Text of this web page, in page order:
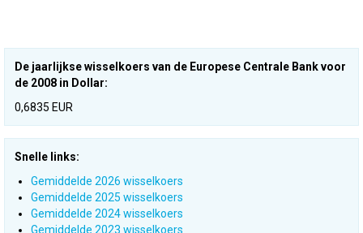
De jaarlijkse wisselkoers van de Europese Centrale Bank voor
de 2008 in Dollar:
0,6835 EUR
Snelle links:
Gemiddelde 2026 wisselkoers
Gemiddelde 2025 wisselkoers
Gemiddelde 2024 wisselkoers
Gemiddelde 2023 wisselkoers